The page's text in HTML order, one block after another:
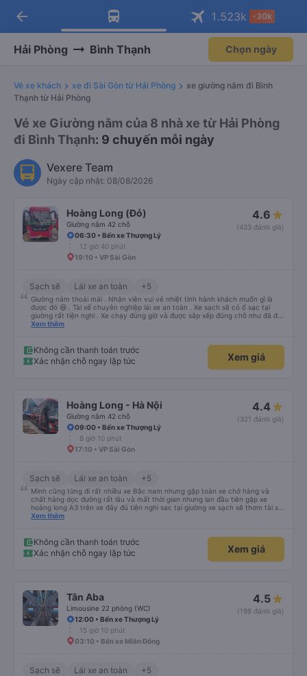
Tải app Vexere ngay!
Nhận ưu đãi thành viên độc
Mở app
Tải app Vexere
-30k/ghế khi đặt vé máy bay qua
Mở app
arrow_back 1.523k -30k
Hải Phòng Bình Thạnh Chọn ngày
Vé xe khách xe đi Sài Gòn từ Hải Phòng
xe giường nằm đi Bình
Thạnh từ Hải Phòng
Vé xe Giường nằm của 8 nhà xe từ Hải Phòng
đi Bình Thạnh: 9 chuyến mỗi ngày
Vexere Team
Ngày cập nhật: 08/08/2026
Hoàng Long (Đỏ)
Giường nằm 42 chỗ
4.6
(433 đánh giá)
06:30 • Bến xe Thượng Lý
12 giờ 40 phút
19:10 • VP Sài Gòn
Sạch sẽ Lái xe an toàn +5
Giường nằm thoải mái . Nhân viên vui vẻ nhiệt tình hành khách muốn gì là
được đó 😆 . Tài xế chuyên nghiệp lái xe an toàn . Xe sạch sẽ có ổ sạc tại
giường rất tiện nghi . Xe chạy đúng giờ và được sắp xếp đúng chỗ như đã đặt
. Điểm 10 cho hoàng long đỏ 👍
Xem thêm
Không cần thanh toán trước
Xác nhận chỗ ngay lập tức
Xem giá
Hoàng Long - Hà Nội
Giường nằm 42 chỗ
4.4
(321 đánh giá)
09:00 • Bến xe Thượng Lý
8 giờ 10 phút
17:10 • VP Sài Gòn
Sạch sẽ Lái xe an toàn +5
Mình cũng từng đi rất nhiều xe Bắc nam nhưng gặp toàn xe chở hàng và
chất hàng dọc đường rất lâu và mất thời gian nhưng lan đầu tiên gặp xe
hoàng long A3 trên xe đây đủ tiện nghi sac tại giường xe sạch sẽ thơm tài xế
lo xe thoải mái vui tính sẽ con ung hô nhe
Xem thêm
Không cần thanh toán trước
Xác nhận chỗ ngay lập tức
Xem giá
Tân Aba
Limousine 22 phòng (WC)
4.5
(198 đánh giá)
12:00 • Bến xe Thượng Lý
15 giờ 10 phút
03:10 • Bến xe Miền Đông
Sạch sẽ Lái xe an toàn +5